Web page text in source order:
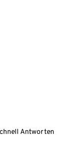
Antworten